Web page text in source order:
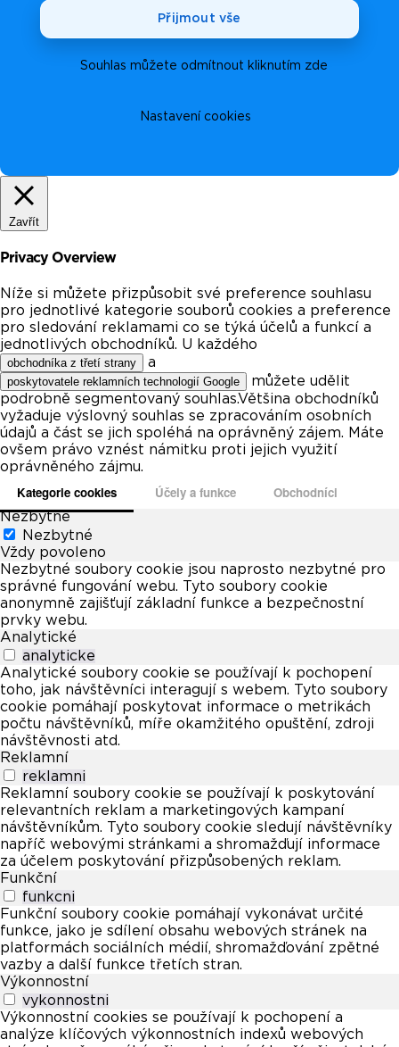
Nastavení cookies
Souhlas můžete odmítnout kliknutím zde
Přijmout vše
Zavřít
Privacy Overview
Níže si můžete přizpůsobit své preference souhlasu
pro jednotlivé kategorie souborů cookies a preference
pro sledování reklamami co se týká účelů a funkcí a
jednotlivých obchodníků. U každého
obchodníka z třetí strany a
poskytovatele reklamních technologií Google
můžete udělit
podrobně segmentovaný souhlas.Většina obchodníků
vyžaduje výslovný souhlas se zpracováním osobních
údajů a část se jich spoléhá na oprávněný zájem. Máte
ovšem právo vznést námitku proti jejich využití
oprávněného zájmu.
Kategorie cookies Účely a funkce Obchodníci
Nezbytné
Nezbytné
Vždy povoleno
Nezbytné soubory cookie jsou naprosto nezbytné pro
správné fungování webu. Tyto soubory cookie
anonymně zajišťují základní funkce a bezpečnostní
prvky webu.
Analytické
analyticke
Analytické soubory cookie se používají k pochopení
toho, jak návštěvníci interagují s webem. Tyto soubory
cookie pomáhají poskytovat informace o metrikách
počtu návštěvníků, míře okamžitého opuštění, zdroji
návštěvnosti atd.
Reklamní
reklamni
Reklamní soubory cookie se používají k poskytování
relevantních reklam a marketingových kampaní
návštěvníkům. Tyto soubory cookie sledují návštěvníky
napříč webovými stránkami a shromažďují informace
za účelem poskytování přizpůsobených reklam.
Funkční
funkcni
Funkční soubory cookie pomáhají vykonávat určité
funkce, jako je sdílení obsahu webových stránek na
platformách sociálních médií, shromažďování zpětné
vazby a další funkce třetích stran.
Výkonnostní
vykonnostni
Výkonnostní cookies se používají k pochopení a
analýze klíčových výkonnostních indexů webových